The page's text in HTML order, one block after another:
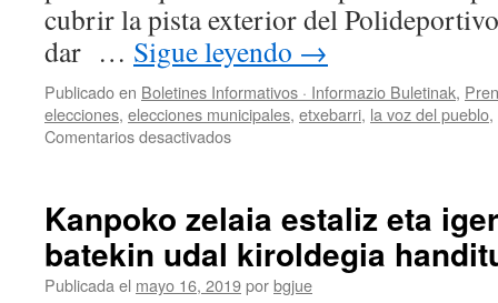
cubrir la pista exterior del
dar … Sigue leyendo →
Publicado en Boletines Informativos · Informazio Buletinak,
elecciones, elecciones municipales, etxebarri, la voz del pueblo,
Comentarios desactivadosen
con
la
instalación
de
Kanpoko zelaia estaliz eta
batekin udal kiroldegia
Publicada el mayo 16, 2019porbgjue